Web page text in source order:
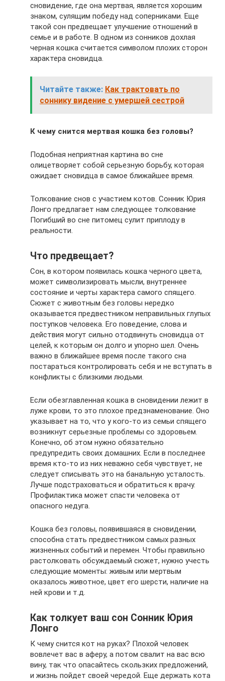
сновидение, где она мертвая, является хорошим
знаком, сулящим победу над соперниками. Еще
такой сон предвещает улучшение отношений в
семье и в работе. В одном из сонников дохлая
черная кошка считается символом плохих сторон
характера сновидца.
Читайте также: Как трактовать по
соннику видение с умершей сестрой
К чему снится мертвая кошка без головы?
Подобная неприятная картина во сне
олицетворяет собой серьезную борьбу, которая
ожидает сновидца в самое ближайшее время.
Толкование снов с участием котов. Сонник Юрия
Лонго предлагает нам следующее толкование
Погибший во сне питомец сулит приплоду в
реальности.
Что предвещает?
Сон, в котором появилась кошка черного цвета,
может символизировать мысли, внутреннее
состояние и черты характера самого спящего.
Сюжет с животным без головы нередко
оказывается предвестником неправильных глупых
поступков человека. Его поведение, слова и
действия могут сильно отодвинуть сновидца от
целей, к которым он долго и упорно шел. Очень
важно в ближайшее время после такого сна
постараться контролировать себя и не вступать в
конфликты с близкими людьми.
Если обезглавленная кошка в сновидении лежит в
луже крови, то это плохое предзнаменование. Оно
указывает на то, что у кого-то из семьи спящего
возникнут серьезные проблемы со здоровьем.
Конечно, об этом нужно обязательно
предупредить своих домашних. Если в последнее
время кто-то из них неважно себя чувствует, не
следует списывать это на банальную усталость.
Лучше подстраховаться и обратиться к врачу.
Профилактика может спасти человека от
опасного недуга.
Кошка без головы, появившаяся в сновидении,
способна стать предвестником самых разных
жизненных событий и перемен. Чтобы правильно
растолковать обсуждаемый сюжет, нужно учесть
следующие моменты: живым или мертвым
оказалось животное, цвет его шерсти, наличие на
ней крови и т.д.
Как толкует ваш сон Сонник Юрия
Лонго
К чему снится кот на руках? Плохой человек
вовлечет вас в аферу, а потом свалит на вас всю
вину, так что опасайтесь скользких предложений,
и жизнь пойдет своей чередой. Еще держать кота